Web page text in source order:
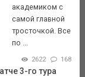
академиком с
самой главной
тросточкой. Все
по ...
2622 168
3-го тура